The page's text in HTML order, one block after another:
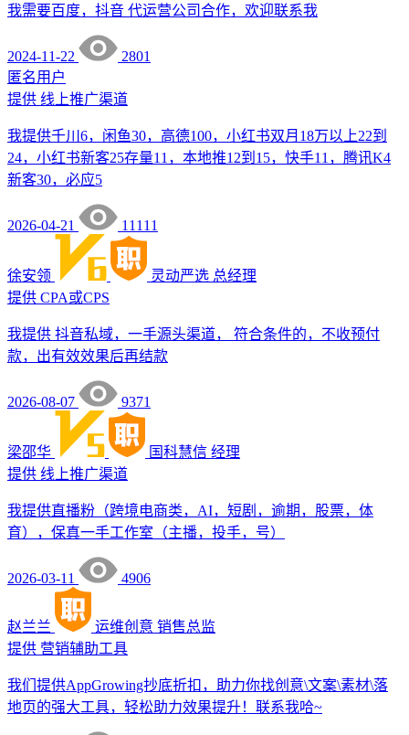
我需要百度，抖音 代运营公司合作，欢迎联系我
2024-11-22
2801
匿名用户
提供 线上推广渠道
我提供千川6，闲鱼30，高德100，小红书双月18万以上22到
24，小红书新客25存量11，本地推12到15，快手11，腾讯K4
新客30，必应5
2026-04-21 11111
徐安领 灵动严选 总经理
提供 CPA或CPS
我提供 抖音私域，一手源头渠道， 符合条件的，不收预付
款，出有效效果后再结款
2026-08-07 9371
梁邵华 国科慧信 经理
提供 线上推广渠道
我提供直播粉（跨境电商类，AI，短剧，逾期，股票，体
育），保真一手工作室（主播，投手，号）
2026-03-11 4906
赵兰兰 运维创意 销售总监
提供 营销辅助工具
我们提供AppGrowing抄底折扣，助力你找创意\文案\素材\落
地页的强大工具，轻松助力效果提升！联系我哈~